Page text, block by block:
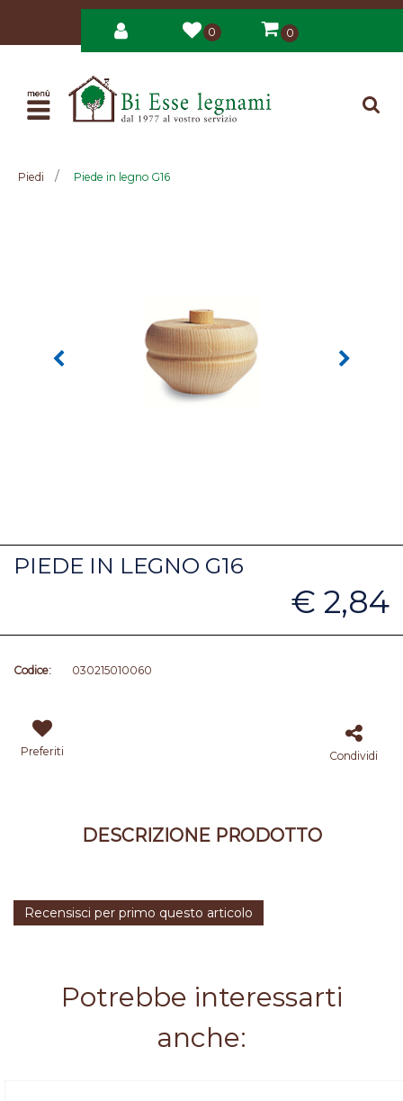
0 0
Open
Piedi Piede in legno G16
PIEDE IN LEGNO G16
€ 2,84
Codice: 030215010060
Preferiti Condividi
DESCRIZIONE PRODOTTO
Recensisci per primo questo articolo
Potrebbe interessarti
anche: